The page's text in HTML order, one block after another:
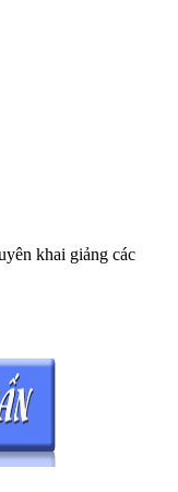
khai giảng các